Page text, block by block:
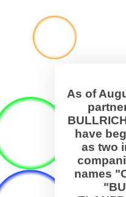
As of
have
as two
names